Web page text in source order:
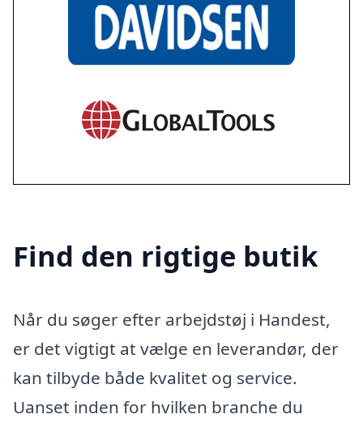
Find den rigtige butik
Når du søger efter arbejdstøj i Handest,
er det vigtigt at vælge en leverandør, der
kan tilbyde både kvalitet og service.
Uanset inden for hvilken branche du